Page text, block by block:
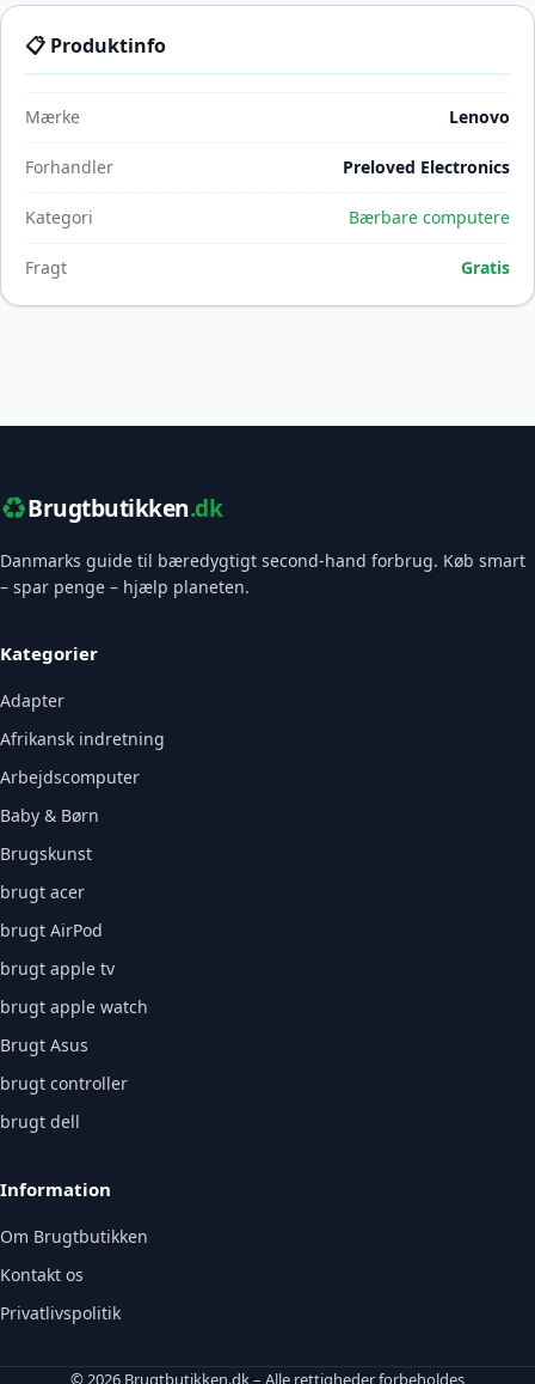
📋 Produktinfo
Mærke Lenovo
Forhandler Preloved Electronics
Kategori Bærbare computere
Fragt Gratis
♻️Brugtbutikken.dk
Danmarks guide til bæredygtigt second-hand forbrug. Køb smart
– spar penge – hjælp planeten.
Kategorier
Adapter
Afrikansk indretning
Arbejdscomputer
Baby & Børn
Brugskunst
brugt acer
brugt AirPod
brugt apple tv
brugt apple watch
Brugt Asus
brugt controller
brugt dell
Information
Om Brugtbutikken
Kontakt os
Privatlivspolitik
© 2026 Brugtbutikken.dk – Alle rettigheder forbeholdes